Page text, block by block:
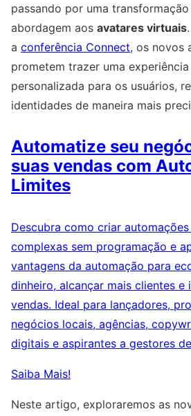
passando por uma
abordagem aos avatares virtuais
a conferência Connect, os novos
prometem trazer uma
personalizada para os usuários,
identidades de maneira mais
Automatize seu
suas vendas com
Limites
Descubra como criar
complexas sem programação e
vantagens da automação para
dinheiro, alcançar mais clientes e
vendas. Ideal para lançadores,
negócios locais, agências,
digitais e aspirantes a gestores
Saiba Mais!
Neste artigo, exploraremos as